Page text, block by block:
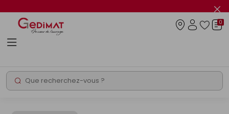
le
info
Rechercher
0